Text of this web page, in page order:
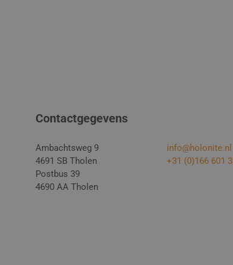
Contactgegevens
Ambachtsweg 9
4691 SB Tholen
Postbus 39
4690 AA Tholen
info@holonite.nl
+31 (0)166 601